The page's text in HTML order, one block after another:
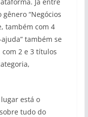
“Negócios
também com 4
também se
2 e 3 títulos
está o
tudo do